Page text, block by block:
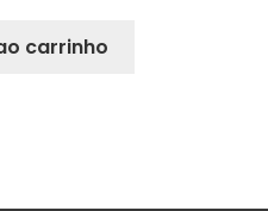
carrinho